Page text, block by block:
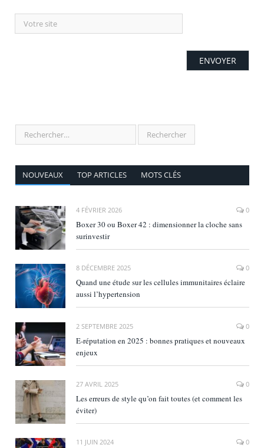
NOUVEAUX TOP ARTICLES MOTS CLÉS
4 FÉVRIER 2026 0
Boxer 30 ou Boxer 42 : dimensionner la cloche sans
surinvestir
8 DÉCEMBRE 2025 0
Quand une étude sur les cellules immunitaires éclaire
aussi l’hypertension
2 SEPTEMBRE 2025 0
E‑réputation en 2025 : bonnes pratiques et nouveaux
enjeux
27 AVRIL 2025 0
Les erreurs de style qu’on fait toutes (et comment les
éviter)
11 JUIN 2024 0